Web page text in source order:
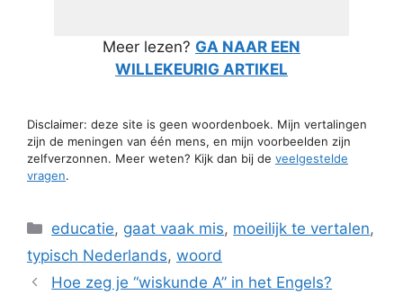
Meer lezen? GA NAAR EEN
WILLEKEURIG ARTIKEL
Disclaimer: deze site is geen woordenboek. Mijn vertalingen
zijn de meningen van één mens, en mijn voorbeelden zijn
zelfverzonnen. Meer weten? Kijk dan bij de veelgestelde
vragen.
Categorieën
educatie, gaat vaak mis, moeilijk te vertalen,
typisch Nederlands, woord
Hoe zeg je “wiskunde A” in het Engels?